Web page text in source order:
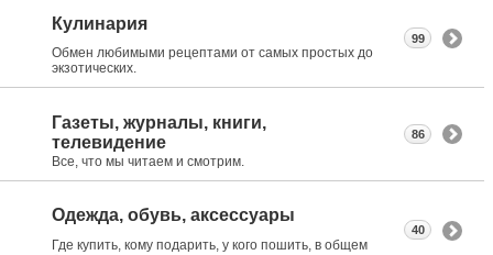
Кулинария
Обмен любимыми рецептами от самых простых до
экзотических.
99
Газеты, журналы, книги,
телевидение
Все, что мы читаем и смотрим.
86
Одежда, обувь, аксессуары
Где купить, кому подарить, у кого пошить, в общем
40